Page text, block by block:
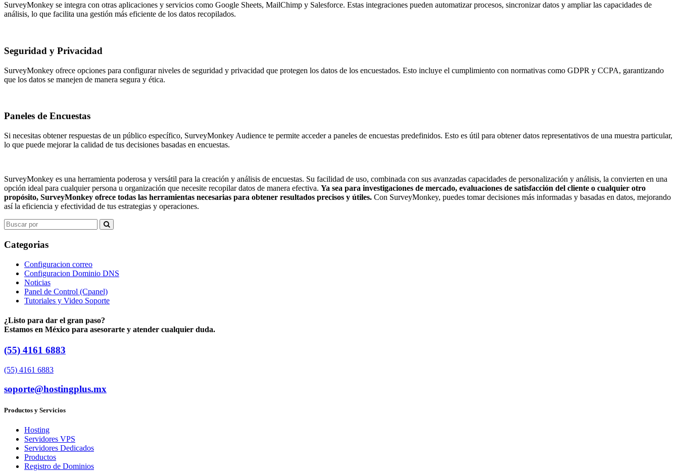
SurveyMonkey se integra con otras aplicaciones y servicios como Google Sheets, MailChimp y Salesforce. Estas integraciones pueden automatizar procesos, sincronizar datos y ampliar las capacidades de
análisis, lo que facilita una gestión más eficiente de los datos recopilados.
Seguridad y Privacidad
SurveyMonkey ofrece opciones para configurar niveles de seguridad y privacidad que protegen los datos de los encuestados. Esto incluye el cumplimiento con normativas como GDPR y CCPA, garantizando
que los datos se manejen de manera segura y ética.
Paneles de Encuestas
Si necesitas obtener respuestas de un público específico, SurveyMonkey Audience te permite acceder a paneles de encuestas predefinidos. Esto es útil para obtener datos representativos de una muestra particular,
lo que puede mejorar la calidad de tus decisiones basadas en encuestas.
SurveyMonkey es una herramienta poderosa y versátil para la creación y análisis de encuestas. Su facilidad de uso, combinada con sus avanzadas capacidades de personalización y análisis, la convierten en una
opción ideal para cualquier persona u organización que necesite recopilar datos de manera efectiva. Ya sea para investigaciones de mercado, evaluaciones de satisfacción del cliente o cualquier otro
propósito, SurveyMonkey ofrece todas las herramientas necesarias para obtener resultados precisos y útiles. Con SurveyMonkey, puedes tomar decisiones más informadas y basadas en datos, mejorando
así la eficiencia y efectividad de tus estrategias y operaciones.
Search
for:
Categorias
Configuracion correo
Configuracion Dominio DNS
Noticias
Panel de Control (Cpanel)
Tutoriales y Video Soporte
¿Listo para dar el gran paso?
Estamos en México para asesorarte y atender cualquier duda.
(55) 4161 6883
(55) 4161 6883
soporte@hostingplus.mx
Productos y Servicios
Hosting
Servidores VPS
Servidores Dedicados
Productos
Registro de Dominios